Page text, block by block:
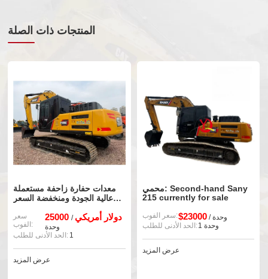
المنتجات ذات الصلة
معدات حفارة زاحفة مستعملة
عالية الجودة ومنخفضة السعر
سعر
الفوب:
25000 دولار أمريكي /
وحدة
الحد الأدنى للطلب: 1
عرض المزيد
محمي: Second-hand Sany
215 currently for sale
سعر الفوب:$23000
/ وحدة
الحد الأدنى للطلب:
1 وحدة
عرض المزيد